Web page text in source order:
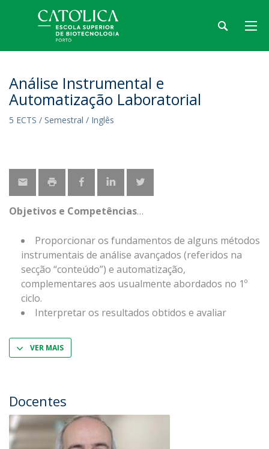
Análise Instrumental e
Automatização Laboratorial
5 ECTS / Semestral / Inglês
Objetivos e Competências
Proporcionar os fundamentos de alguns métodos
instrumentais de análise avançados (referidos na
secção “conteúdo”) e automatização,
complementares aos usualmente abordados no 1º
ciclo.
Interpretar os resultados obtidos e avaliar
VER MAIS
Docentes